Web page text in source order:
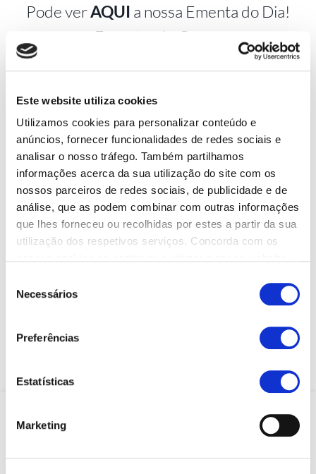
Este website utiliza cookies
Utilizamos cookies para personalizar conteúdo e
anúncios, fornecer funcionalidades de redes sociais e
analisar o nosso tráfego. Também partilhamos
informações acerca da sua utilização do site com os
nossos parceiros de redes sociais, de publicidade e de
análise, que as podem combinar com outras informações
que lhes forneceu ou recolhidas por estes a partir da sua
utilização dos respetivos serviços. Concorda com os
Necessários
Preferências
Estatísticas
Marketing
Pode verAQUI a nossa Ementa do Dia!
Ementas de Grupo
Caldeirada à Tia Matilde por Encomenda!